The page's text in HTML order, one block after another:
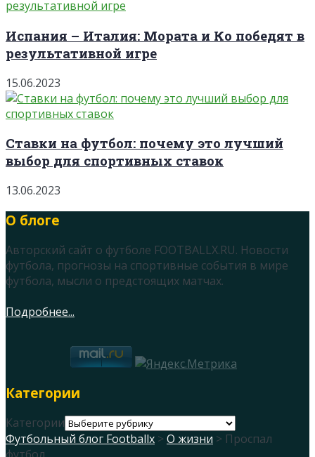
Испания – Италия: Мората и Ко победят в
результативной игре
15.06.2023
Ставки на футбол: почему это лучший
выбор для спортивных ставок
13.06.2023
О блоге
Авторский сайт о футболе FOOTBALLX.RU. Новости
футбола, прогнозы на спортивные события в мире
футбола, мысли о предстоящих матчах.
Подробнее...
Категории
Категории
Футбольный блог Footballx > О жизни > Проспал